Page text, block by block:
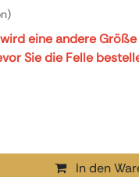
eine andere
Sie die Felle
In den